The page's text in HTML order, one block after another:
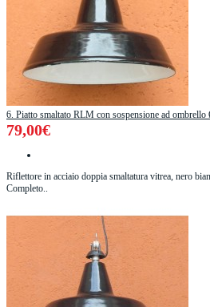
6. Piatto smaltato RLM con sospensione ad
79,00€
Riflettore in acciaio doppia smaltatura vitrea, nero
Completo..